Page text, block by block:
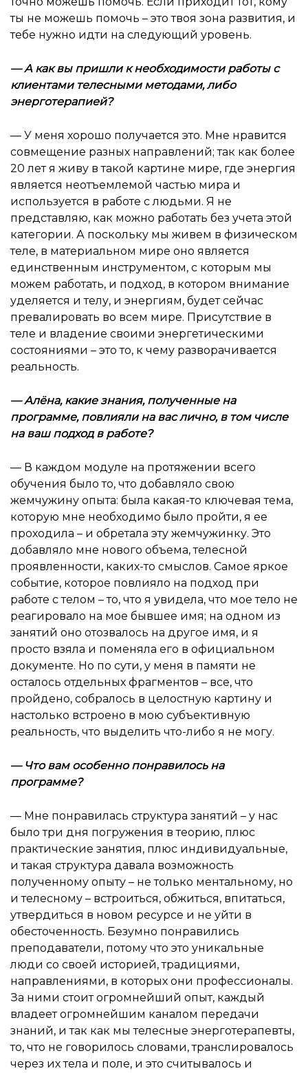
ты не можешь помочь – это твоя зона развития, и
тебе нужно идти на следующий уровень.
— А как вы пришли к необходимости работы с
клиентами телесными методами, либо
энерготерапией?
— У меня хорошо получается это. Мне нравится
совмещение разных направлений; так как более
20 лет я живу в такой картине мире, где энергия
является неотъемлемой частью мира и
используется в работе с людьми. Я не
представляю, как можно работать без учета этой
категории. А поскольку мы живем в физическом
теле, в материальном мире оно является
единственным инструментом, с которым мы
можем работать, и подход, в котором внимание
уделяется и телу, и энергиям, будет сейчас
превалировать во всем мире. Присутствие в
теле и владение своими энергетическими
состояниями – это то, к чему разворачивается
реальность.
—Алёна, какие знания, полученные на
программе, повлияли на вас лично, в том числе
на ваш подход в работе?
— В каждом модуле на протяжении всего
обучения было то, что добавляло свою
жемчужину опыта: была какая-то ключевая тема,
которую мне необходимо было пройти, я ее
проходила – и обретала эту жемчужинку. Это
добавляло мне нового объема, телесной
проявленности, каких-то смыслов. Самое яркое
событие, которое повлияло на подход при
работе с телом – то, что я увидела, что мое тело не
реагировало на мое бывшее имя; на одном из
занятий оно отозвалось на другое имя, и я
просто взяла и поменяла его в официальном
документе. Но по сути, у меня в памяти не
осталось отдельных фрагментов – все, что
пройдено, собралось в целостную картину и
настолько встроено в мою субъективную
реальность, что выделить что-либо я не могу.
— Что вам особенно понравилось на
программе?
— Мне понравилась структура занятий – у нас
было три дня погружения в теорию, плюс
практические занятия, плюс индивидуальные,
и такая структура давала возможность
полученному опыту – не только ментальному, но
и телесному – встроиться, обжиться, впитаться,
утвердиться в новом ресурсе и не уйти в
обесточенность. Безумно понравились
преподаватели, потому что это уникальные
люди со своей историей, традициями,
направлениями, в которых они профессионалы.
За ними стоит огромнейший опыт, каждый
владеет огромнейшим каналом передачи
знаний, и так как мы телесные энерготерапевты,
то, что не говорилось словами, транслировалось
через их тела и поле, и это считывалось и